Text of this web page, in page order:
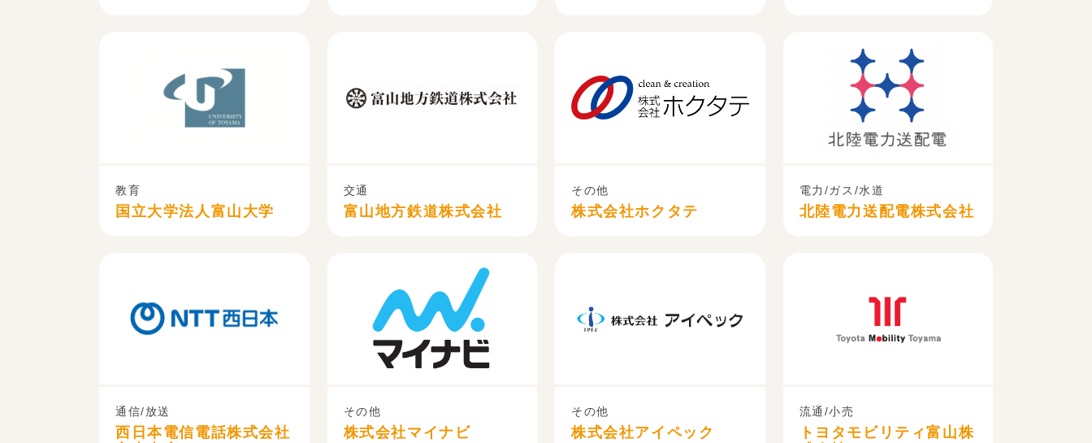
教育
国立大学法人富山大学
交通
富山地方鉄道株式会社
その他
株式会社ホクタテ
電力/ガス/水道
北陸電力送配電株式会社
通信/放送
西日本電信電話株式会社
その他
株式会社マイナビ
その他
株式会社アイペック
流通/小売
トヨタモビリティ富山株